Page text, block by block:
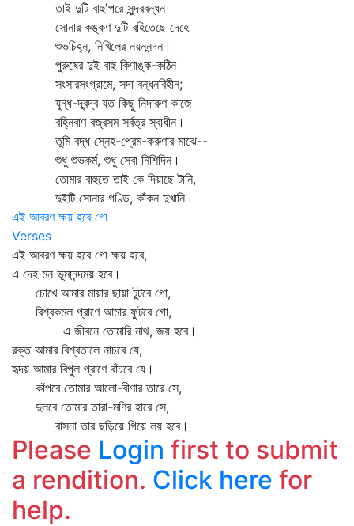
তাই দুটি বাহু'পরে সুন্দরবন্ধন
সোনার কঙ্কণ দুটি বহিতেছে দেহে
শুভচিহ্ন, নিখিলের নয়ননন্দন।
পুরুষের দুই বাহু কিণাঙ্ক-কঠিন
সংসারসংগ্রামে, সদা বন্ধনবিহীন;
যুন্ধ-দ্বন্দ্ব যত কিছু নিদারুণ কাজে
বহ্নিবাণ বজ্রসম সর্বত্র স্বাধীন।
তুমি বদ্ধ স্নেহ-প্রেম-করুণার মাঝে--
শুধু শুভকর্ম, শুধু সেবা নিশিদিন।
তোমার বাহুতে তাই কে দিয়াছে টানি,
দুইটি সোনার গণ্ডি, কাঁকন দুখানি।
এই আবরণ ক্ষয় হবে গো
Verses
এই আবরণ ক্ষয় হবে গো ক্ষয় হবে,
এ দেহ মন ভূমানন্দময় হবে।
চোখে আমার মায়ার ছায়া টুটবে গো,
বিশ্বকমল প্রাণে আমার ফুটবে গো,
এ জীবনে তোমারি নাথ, জয় হবে।
রক্ত আমার বিশ্বতালে নাচবে যে,
হৃদয় আমার বিপুল প্রাণে বাঁচবে যে।
কাঁপবে তোমার আলো-বীণার তারে সে,
দুলবে তোমার তারা-মণির হারে সে,
বাসনা তার ছড়িয়ে গিয়ে লয় হবে।
Please Login first to submit
a rendition. Click here for
help.